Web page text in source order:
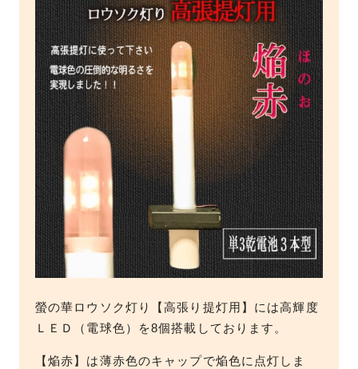
螢の華ロウソク灯り【高張り提灯用】には高輝度
ＬＥＤ（電球色）を8個搭載しております。
【焔赤】は薄赤色のキャップで焔色に点灯しま